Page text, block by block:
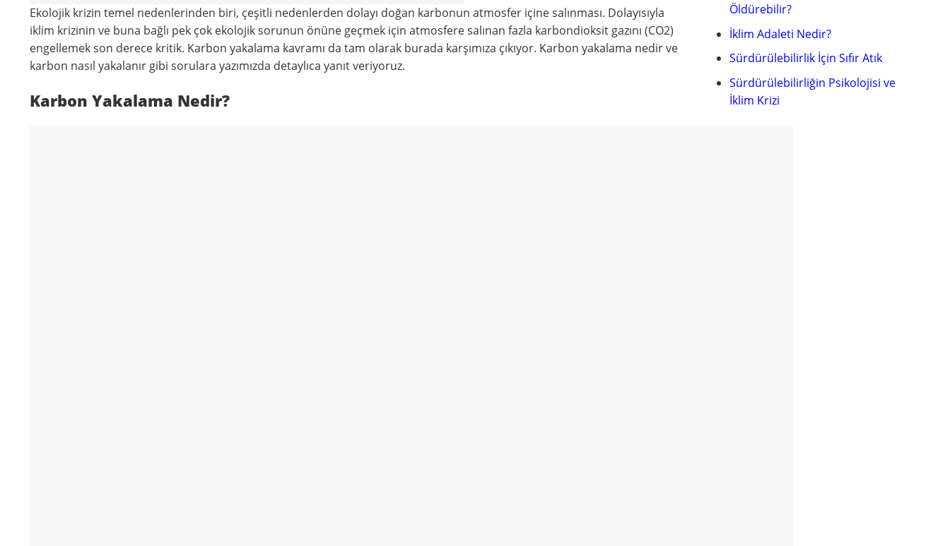
Ekolojik krizin temel nedenlerinden biri, çeşitli nedenlerden dolayı doğan karbonun atmosfer içine salınması. Dolayısıyla
iklim krizinin ve buna bağlı pek çok ekolojik sorunun önüne geçmek için atmosfere salınan fazla karbondioksit gazını (CO2)
engellemek son derece kritik. Karbon yakalama kavramı da tam olarak burada karşımıza çıkıyor. Karbon yakalama nedir ve
karbon nasıl yakalanır gibi sorulara yazımızda detaylıca yanıt veriyoruz.
Karbon Yakalama Nedir?
Öldürebilir?
İklim Adaleti Nedir?
Sürdürülebilirlik İçin Sıfır Atık
Sürdürülebilirliğin Psikolojisi ve
İklim Krizi